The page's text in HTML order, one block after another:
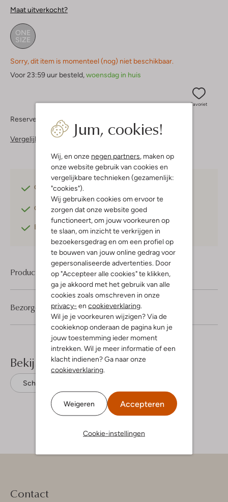
Jum, cookies!
Wij, en onze negen partners, maken op
onze website gebruik van cookies en
vergelijkbare technieken (gezamenlijk:
"cookies").
Wij gebruiken cookies om ervoor te
zorgen dat onze website goed
functioneert, om jouw voorkeuren op
te slaan, om inzicht te verkrijgen in
bezoekersgedrag en om een profiel op
te bouwen van jouw online gedrag voor
gepersonaliseerde advertenties. Door
op "Accepteer alle cookies" te klikken,
ga je akkoord met het gebruik van alle
cookies zoals omschreven in onze
privacy- en cookieverklaring.
Wil je je voorkeuren wijzigen? Via de
cookieknop onderaan de pagina kun je
jouw toestemming ieder moment
intrekken. Wil je meer informatie of een
klacht indienen? Ga naar onze
cookieverklaring.
Weigeren Accepteren
Cookie-instellingen
Maat uitverkocht?
ONE
SIZE
Sorry, dit item is momenteel (nog) niet beschikbaar.
Voor 23:59 uur besteld,woensdag in huis
Favoriet
Reserveer direct in een van onze 37 boutiques
Vergelijkbare items
Gratis verzending
Gratis retournerenbinnen 30 dagen*
Betaal achteraf met Klarna
Product informatie
Bezorgen & retourneren
Bekijk meer
Schoudertassen
Contact